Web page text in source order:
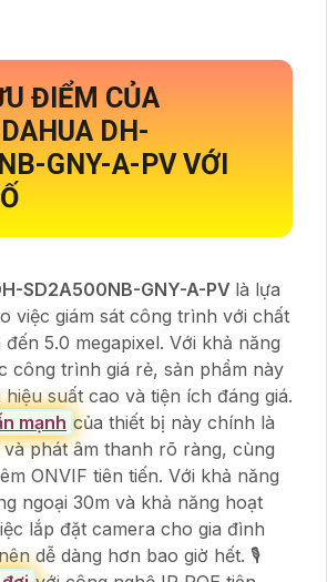
ĐIỂM CỦA
DH-
GNY-A-PVVỚI
SD2A500NB-GNY-A-PV là lựa
việc giám sát công trình với chất
5.0 megapixel. Với khả năng
công trình giá rẻ, sản phẩm này
suất cao và tiện ích đáng giá.
mạnh của thiết bị này chính là
phát âm thanh rõ ràng, cùng
ONVIF tiên tiến. Với khả năng
ngoại 30m và khả năng hoạt
lắp đặt camera cho gia đình
dễ dàng hơn bao giờ hết. 🎙